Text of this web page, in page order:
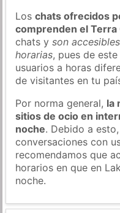
Loschats ofrecidos
comprenden el Terra
chats yson
horarias, pues de
usuarios a horas
de visitantes en tu
Por norma general, la
sitios de ocio en
noche. Debido a
conversaciones con
recomendamos que
horarios en que en
noche.